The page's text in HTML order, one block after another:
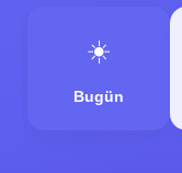
☀️
Bugün